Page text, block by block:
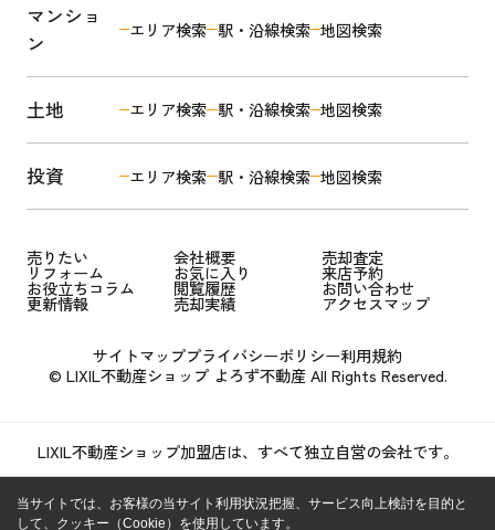
マンショ
ン
エリア検索 駅・沿線検索 地図検索
土地 エリア検索 駅・沿線検索 地図検索
投資 エリア検索 駅・沿線検索 地図検索
売りたい
リフォーム
お役立ちコラム
更新情報
会社概要
お気に入り
閲覧履歴
売却実績
売却査定
来店予約
お問い合わせ
アクセスマップ
サイトマッププライバシーポリシー利用規約
© LIXIL不動産ショップ よろず不動産 All Rights Reserved.
LIXIL不動産ショップ加盟店は、すべて独立自営の会社です。
当サイトでは、お客様の当サイト利用状況把握、サービス向上検討を目的と
して、クッキー（Cookie）を使用しています。